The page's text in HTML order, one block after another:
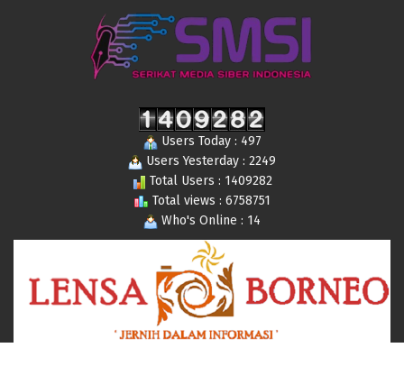
Users Today : 497
Users Yesterday : 2249
Total Users : 1409282
Total views : 6758751
Who's Online : 14